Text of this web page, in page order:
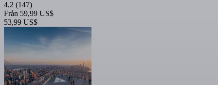
4,2 (147)
Från 59,99 US$
53,99 US$